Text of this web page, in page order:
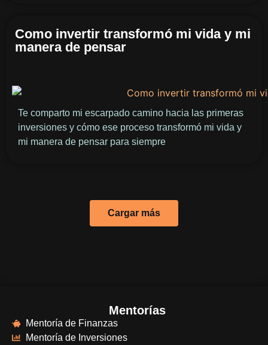
Como invertir transformó mi vida y mi
manera de pensar
Te comparto mi escarpado camino hacia las primeras
inversiones y cómo ese proceso transformó mi vida y
mi manera de pensar para siempre
Cargar más
Mentorías
Mentoría de Finanzas
Mentoría de Inversiones